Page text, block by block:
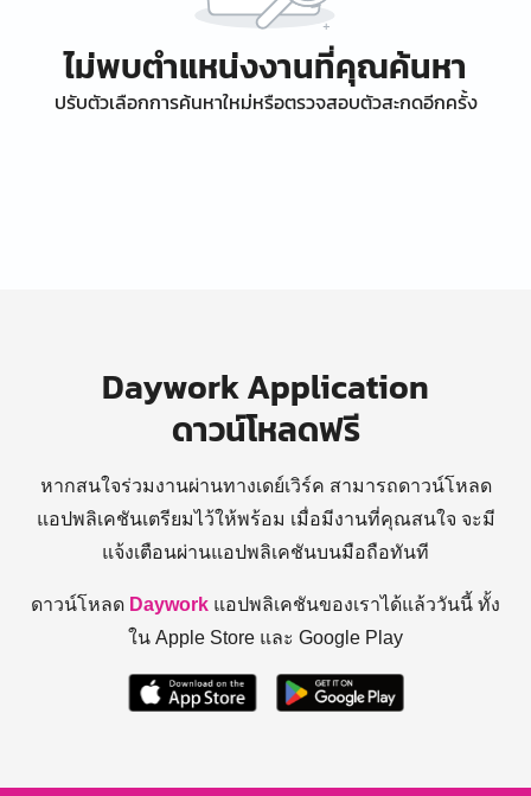
ไม่พบตำแหน่งงานที่คุณค้นหา
ปรับตัวเลือกการค้นหาใหม่หรือตรวจสอบตัวสะกดอีกครั้ง
Daywork Application
ดาวน์โหลดฟรี
หากสนใจร่วมงานผ่านทางเดย์เวิร์ค สามารถดาวน์โหลด
แอปพลิเคชันเตรียมไว้ให้พร้อม เมื่อมีงานที่คุณสนใจ จะมี
แจ้งเตือนผ่านแอปพลิเคชันบนมือถือทันที
ดาวน์โหลด Daywork แอปพลิเคชันของเราได้แล้ววันนี้ ทั้ง
ใน Apple Store และ Google Play